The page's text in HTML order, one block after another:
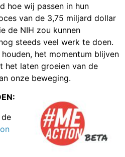
hoe wij passen in hun
van de 3,75 miljard dollar
de NIH zou kunnen
steeds veel werk te doen.
het momentum blijven
het laten groeien van de
onze beweging.